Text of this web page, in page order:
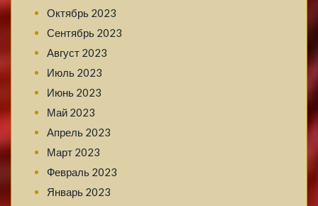
Октябрь 2023
Сентябрь 2023
Август 2023
Июль 2023
Июнь 2023
Май 2023
Апрель 2023
Март 2023
Февраль 2023
Январь 2023